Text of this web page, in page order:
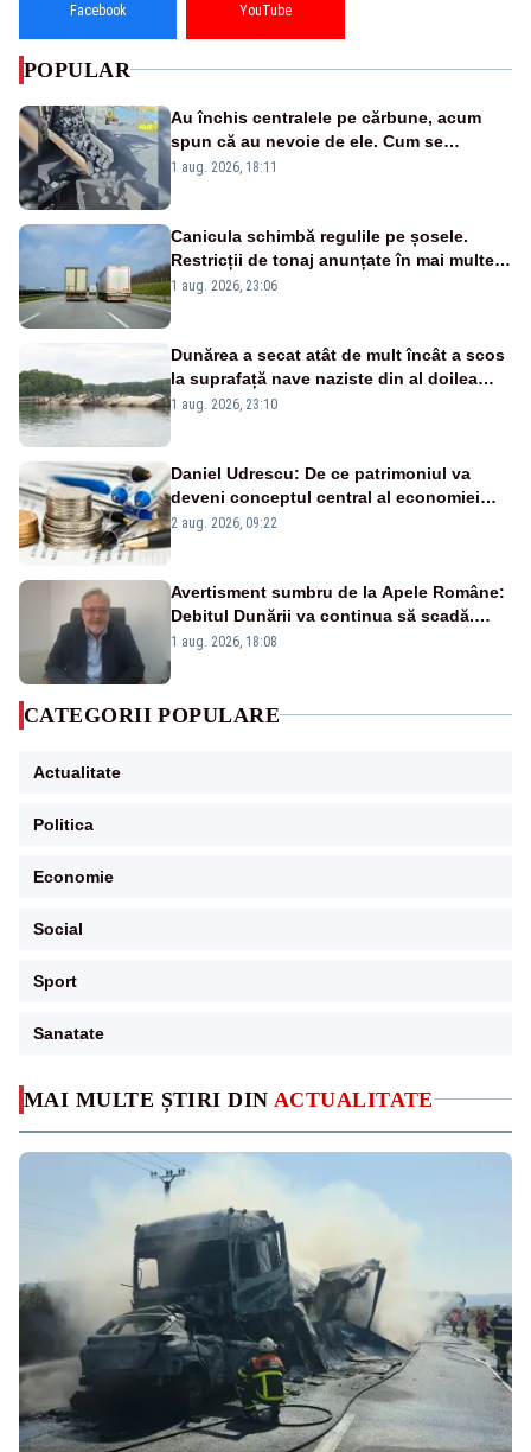
MAI MULTE ȘTIRI DIN ACTUALITATE
Facebook YouTube
POPULAR
Au închis centralele pe cărbune, acum
spun că au nevoie de ele. Cum se
pasează vina în plină criză energetică
1 aug. 2026, 18:11
Canicula schimbă regulile pe șosele.
Restricții de tonaj anunțate în mai multe
județe
1 aug. 2026, 23:06
Dunărea a secat atât de mult încât a scos
la suprafață nave naziste din al doilea
război mondial
1 aug. 2026, 23:10
Daniel Udrescu: De ce patrimoniul va
deveni conceptul central al economiei
viitoare?
2 aug. 2026, 09:22
Avertisment sumbru de la Apele Române:
Debitul Dunării va continua să scadă.
Cernavodă s-ar putea închide în 4 zile
1 aug. 2026, 18:08
CATEGORII POPULARE
Actualitate
Politica
Economie
Social
Sport
Sanatate